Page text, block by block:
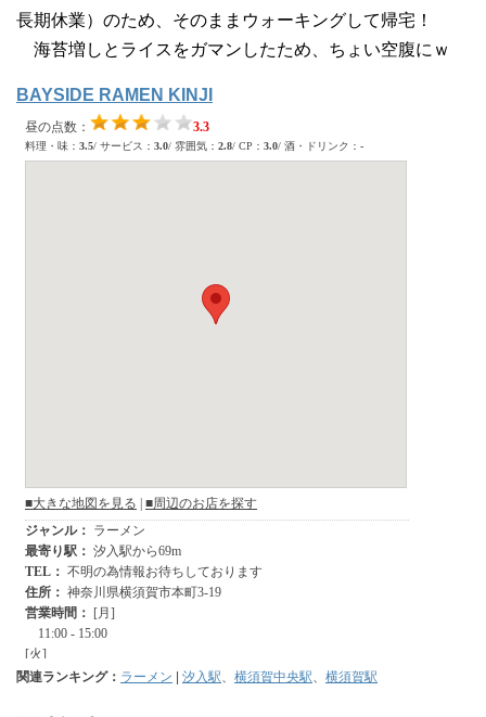
長期休業）のため、そのままウォーキングして帰宅！
海苔増しとライスをガマンしたため、ちょい空腹にｗ
BAYSIDE RAMEN KINJI
関連ランキング： ラーメン | 汐入駅、 横須賀中央駅、 横須賀駅